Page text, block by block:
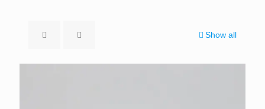
Show all